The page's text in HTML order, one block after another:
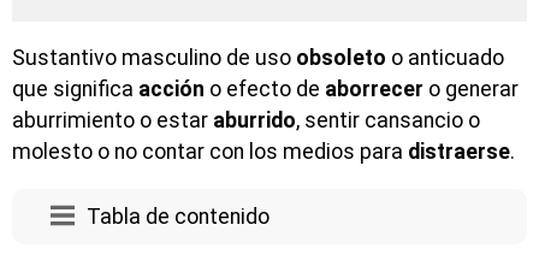
Sustantivo masculino de uso obsoleto o anticuado
que significa acción o efecto de aborrecer o generar
aburrimiento o estar aburrido, sentir cansancio o
molesto o no contar con los medios para distraerse.
Tabla de contenido